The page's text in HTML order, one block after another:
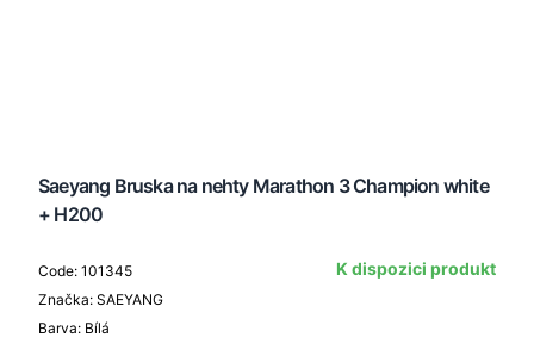
Saeyang Bruska na nehty Marathon 3 Champion white
+ H200
Code: 101345
Značka: SAEYANG
Barva: Bílá
K dispozici produkt